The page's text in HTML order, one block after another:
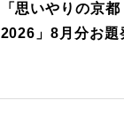
「思いやりの京
2026」8月分お題